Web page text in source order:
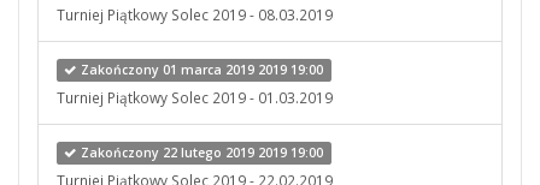
Turniej Piątkowy Solec 2019 - 08.03.2019
Zakończony 01 marca 2019 2019 19:00
Turniej Piątkowy Solec 2019 - 01.03.2019
Zakończony 22 lutego 2019 2019 19:00
Turniej Piątkowy Solec 2019 - 22.02.2019